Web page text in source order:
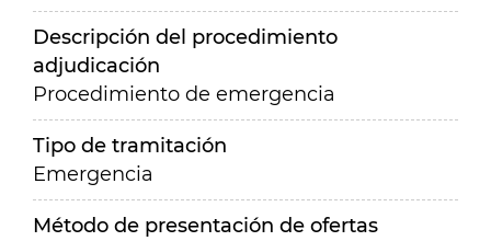
Descripción del procedimiento
adjudicación
Procedimiento de emergencia
Tipo de tramitación
Emergencia
Método de presentación de ofertas